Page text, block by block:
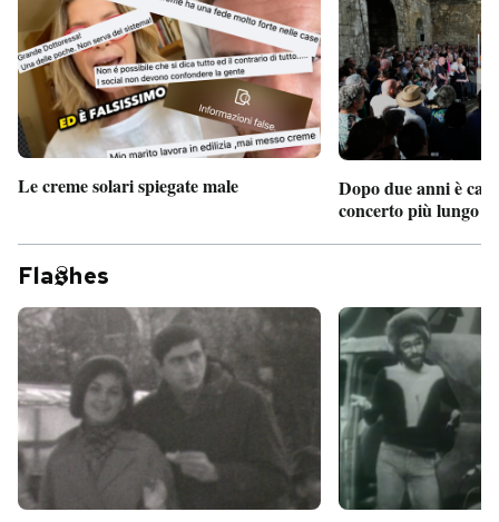
Le creme solari spiegate male
Dopo due anni è
concerto più lungo
Fla hes